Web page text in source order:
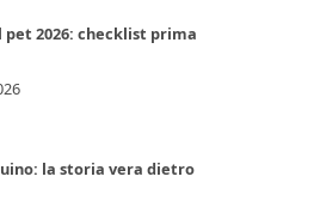
pet 2026: checklist prima
la storia vera dietro